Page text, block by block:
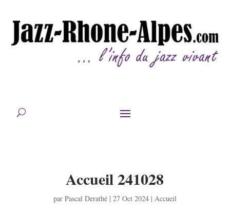
Accueil 241028
par Pascal Derathé| 27 Oct 2024| Accueil